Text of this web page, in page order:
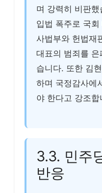
며 강력히 비판
입법 폭주로 국
사법부와 헌법재
대표의 범죄를
습니다. 또한 김
하며 국정감사에
야 한다고 강조합
3.3. 민주
반응